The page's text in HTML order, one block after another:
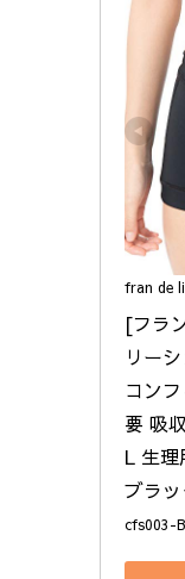
fran de
[フラ
リー
コン
要 吸
L 生理
ブラ
cfs003-